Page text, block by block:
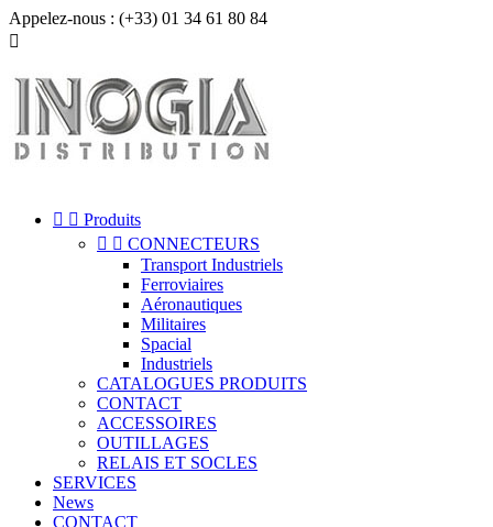
Appelez-nous : (+33) 01 34 61 80 84

  Produits
  CONNECTEURS
Transport Industriels
Ferroviaires
Aéronautiques
Militaires
Spacial
Industriels
CATALOGUES PRODUITS
CONTACT
ACCESSOIRES
OUTILLAGES
RELAIS ET SOCLES
SERVICES
News
CONTACT